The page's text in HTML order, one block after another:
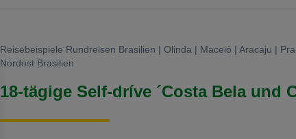
Reisebeispiele Rundreisen Brasilien | Olinda | Maceió | Aracaju |
Nordost Brasilien
18-tägige Self-dríve ´Costa Bela und